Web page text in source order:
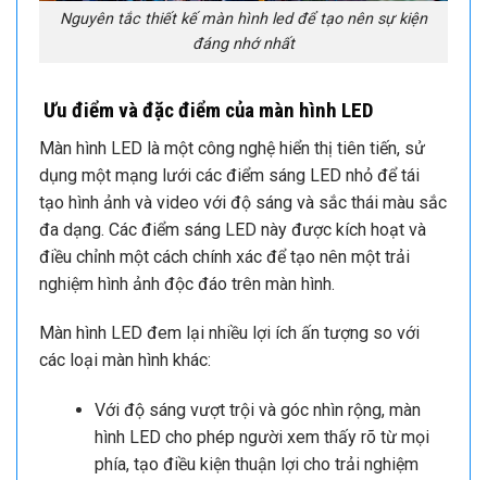
Nguyên tắc thiết kế màn hình led để tạo nên sự kiện
đáng nhớ nhất
Ưu điểm và đặc điểm của màn hình LED
Màn hình LED là một công nghệ hiển thị tiên tiến, sử
dụng một mạng lưới các điểm sáng LED nhỏ để tái
tạo hình ảnh và video với độ sáng và sắc thái màu sắc
đa dạng. Các điểm sáng LED này được kích hoạt và
điều chỉnh một cách chính xác để tạo nên một trải
nghiệm hình ảnh độc đáo trên màn hình.
Màn hình LED đem lại nhiều lợi ích ấn tượng so với
các loại màn hình khác:
Với độ sáng vượt trội và góc nhìn rộng, màn
hình LED cho phép người xem thấy rõ từ mọi
phía, tạo điều kiện thuận lợi cho trải nghiệm